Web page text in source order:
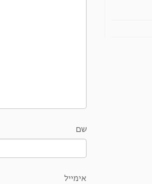
שם
אימייל